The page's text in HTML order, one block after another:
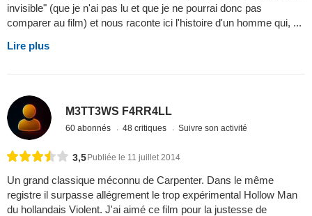
invisible" (que je n'ai pas lu et que je ne pourrai donc pas
comparer au film) et nous raconte ici l'histoire d'un homme qui, ...
Lire plus
M3TT3WS F4RR4LL
60 abonnés 48 critiques Suivre son activité
3,5Publiée le 11 juillet 2014
Un grand classique méconnu de Carpenter. Dans le même
registre il surpasse allégrement le trop expérimental Hollow Man
du hollandais Violent. J'ai aimé ce film pour la justesse de